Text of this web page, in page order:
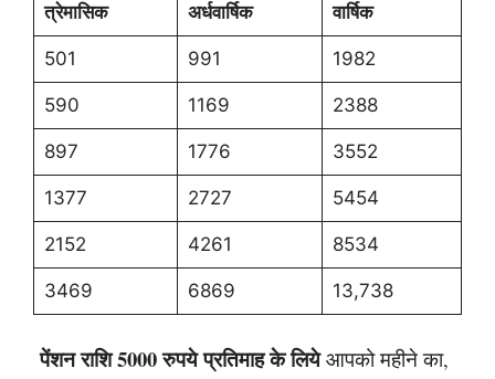
त्रेमासिक अर्धवार्षिक वार्षिक
501 991 1982
590 1169 2388
897 1776 3552
1377 2727 5454
2152 4261 8534
3469 6869 13,738
पेंशन राशि 5000 रुपये प्रतिमाह के लियेआपको महीने का,